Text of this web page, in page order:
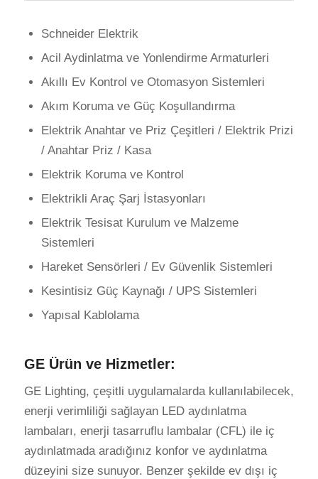
Schneider Elektrik
Acil Aydinlatma ve Yonlendirme Armaturleri
Akıllı Ev Kontrol ve Otomasyon Sistemleri
Akım Koruma ve Güç Koşullandırma
Elektrik Anahtar ve Priz Çeşitleri / Elektrik Prizi
/ Anahtar Priz / Kasa
Elektrik Koruma ve Kontrol
Elektrikli Araç Şarj İstasyonları
Elektrik Tesisat Kurulum ve Malzeme
Sistemleri
Hareket Sensörleri / Ev Güvenlik Sistemleri
Kesintisiz Güç Kaynağı / UPS Sistemleri
Yapısal Kablolama
GE Ürün ve Hizmetler:
GE Lighting, çeşitli uygulamalarda kullanılabilecek,
enerji verimliliği sağlayan LED aydınlatma
lambaları, enerji tasarruflu lambalar (CFL) ile iç
aydınlatmada aradığınız konfor ve aydınlatma
düzeyini size sunuyor. Benzer şekilde ev dışı iç